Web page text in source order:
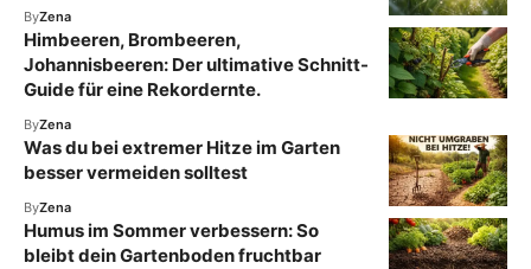
ByZena
Himbeeren, Brombeeren,
Johannisbeeren: Der ultimative Schnitt-
Guide für eine Rekordernte.
ByZena
Was du bei extremer Hitze im Garten
besser vermeiden solltest
ByZena
Humus im Sommer verbessern: So
bleibt dein Gartenboden fruchtbar